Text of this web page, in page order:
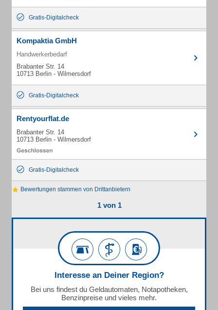
Gratis-Digitalcheck
Kompaktia GmbH
Handwerkerbedarf
Brabanter Str. 14
10713 Berlin - Wilmersdorf
Gratis-Digitalcheck
Rentyourflat.de
Brabanter Str. 14
10713 Berlin - Wilmersdorf
Gratis-Digitalcheck
Bewertungen stammen von Drittanbietern
1 von 1
Interesse an Deiner Region?
Bei uns findest du Geldautomaten, Notapotheken,
Benzinpreise und vieles mehr.